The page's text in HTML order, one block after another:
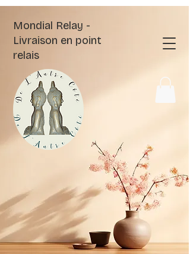
Mondial Relay -
Livraison en point
relais